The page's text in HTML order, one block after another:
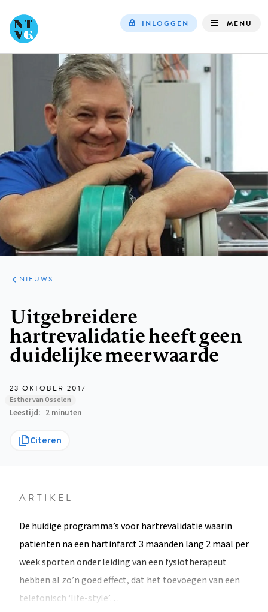
navigation
INLOGGEN MENU
ARTIKELEN
HET
KORT
NIEUWS
Uitgebreidere
hartrevalidatie heeft geen
duidelijke meerwaarde
23 OKTOBER 2017
Esther van Osselen
Leestijd 2 minuten
Citeren
ARTIKEL
De huidige programma’s voor hartrevalidatie waarin
patiënten na een hartinfarct 3 maanden lang 2 maal per
week sporten onder leiding van een fysiotherapeut
hebben al zo’n goed effect, dat het toevoegen van een
telefonisch ‘life-style’…